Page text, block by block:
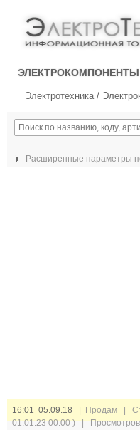
Электротехника/
Расширенные параметры
16:01 05.09.18 | Продам |
01.01.23 00:00 ) |